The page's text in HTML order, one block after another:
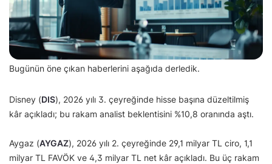
Bugünün öne çıkan haberlerini aşağıda derledik.
Disney (DIS), 2026 yılı 3. çeyreğinde hisse başına düzeltilmiş
kâr açıkladı; bu rakam analist beklentisini %10,8 oranında aştı.
Aygaz (AYGAZ), 2026 yılı 2. çeyreğinde 29,1 milyar TL ciro, 1,1
milyar TL FAVÖK ve 4,3 milyar TL net kâr açıkladı. Bu üç rakam